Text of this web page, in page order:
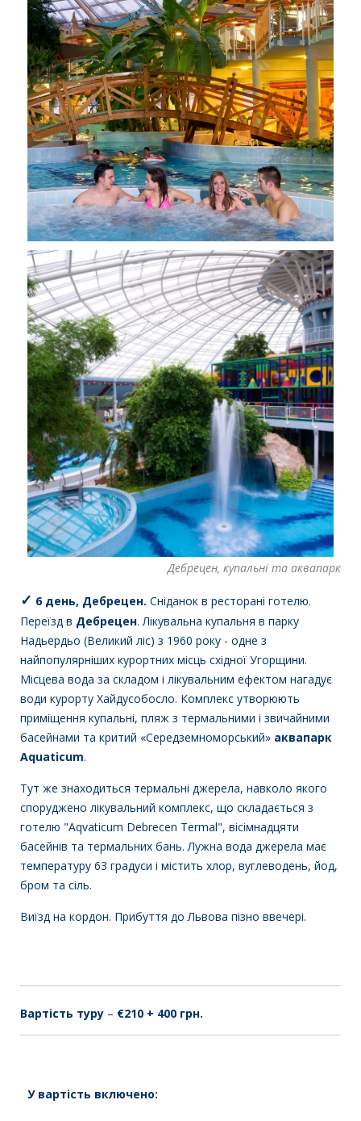
Дебрецен, купальні та аквапарк
✓ 6 день, Дебрецен. Сніданок в ресторані готелю.
Переїзд в Дебрецен. Лікувальна купальня в парку
Надьердьо (Великий ліс) з 1960 року - одне з
найпопулярніших курортних місць східної Угорщини.
Місцева вода за складом і лікувальним ефектом нагадує
води курорту Хайдусобосло. Комплекс утворюють
приміщення купальні, пляж з термальними і звичайними
басейнами та критий «Середземноморський» аквапарк
Aquaticum.
Тут же знаходиться термальні джерела, навколо якого
споруджено лікувальний комплекс, що складається з
готелю "Aqvaticum Debrecen Termal", вісімнадцяти
басейнів та термальних бань. Лужна вода джерела має
температуру 63 градуси і містить хлор, вуглеводень, йод,
бром та сіль.
Виїзд на кордон. Прибуття до Львова пізно ввечері.
Вартість туру – €210 + 400 грн.
У вартість включено: